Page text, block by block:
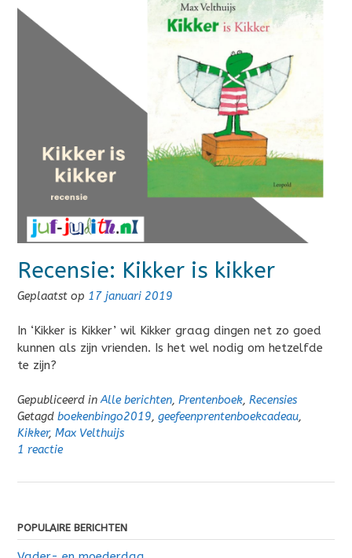
Recensie: Kikker is kikker
Geplaatst op 17 januari 2019
In ‘Kikker is Kikker’ wil Kikker graag dingen net zo goed
kunnen als zijn vrienden. Is het wel nodig om hetzelfde
te zijn?
Gepubliceerd inAlle berichten, Prentenboek, Recensies
Getagd boekenbingo2019, geefeenprentenboekcadeau,
Kikker, Max Velthuijs
1 reactie
POPULAIRE BERICHTEN